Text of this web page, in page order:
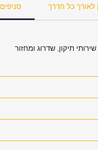
סניפים לאורך כל הדרך
תיקון, שדרוג ומחזור